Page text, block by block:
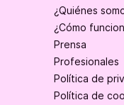
¿Quiénes
¿Cómo
Prensa
Profesionales
Política de
Política de